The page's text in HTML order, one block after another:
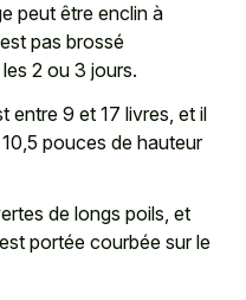
peut être enclin à
pas brossé
2 ou 3 jours.
entre 9 et 17 livres, et il
pouces de hauteur
de longs poils, et
portée courbée sur le